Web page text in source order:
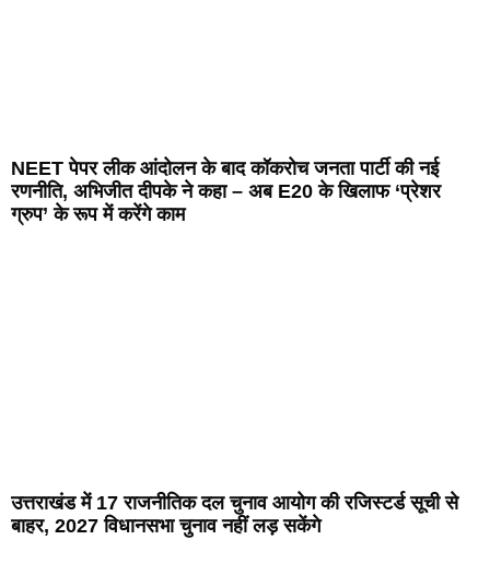
NEET पेपर लीक आंदोलन के बाद कॉकरोच जनता पार्टी की नई
रणनीति, अभिजीत दीपके ने कहा – अब E20 के खिलाफ ‘प्रेशर
ग्रुप’ के रूप में करेंगे काम
उत्तराखंड में 17 राजनीतिक दल चुनाव आयोग की रजिस्टर्ड सूची से
बाहर, 2027 विधानसभा चुनाव नहीं लड़ सकेंगे